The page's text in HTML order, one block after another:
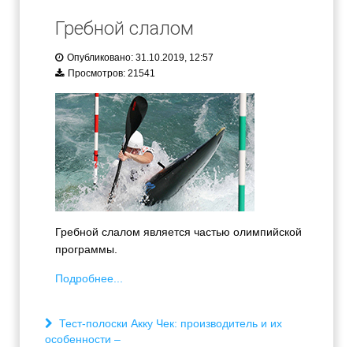
Гребной слалом
Опубликовано: 31.10.2019, 12:57
Просмотров: 21541
Гребной слалом является частью олимпийской
программы.
Подробнее...
Тест-полоски Акку Чек: производитель и их
особенности –